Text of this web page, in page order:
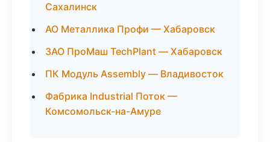
Сахалинск
АО Металлика Профи — Хабаровск
ЗАО ПроМаш TechPlant — Хабаровск
ПК Модуль Assembly — Владивосток
Фабрика Industrial Поток —
Комсомольск-на-Амуре